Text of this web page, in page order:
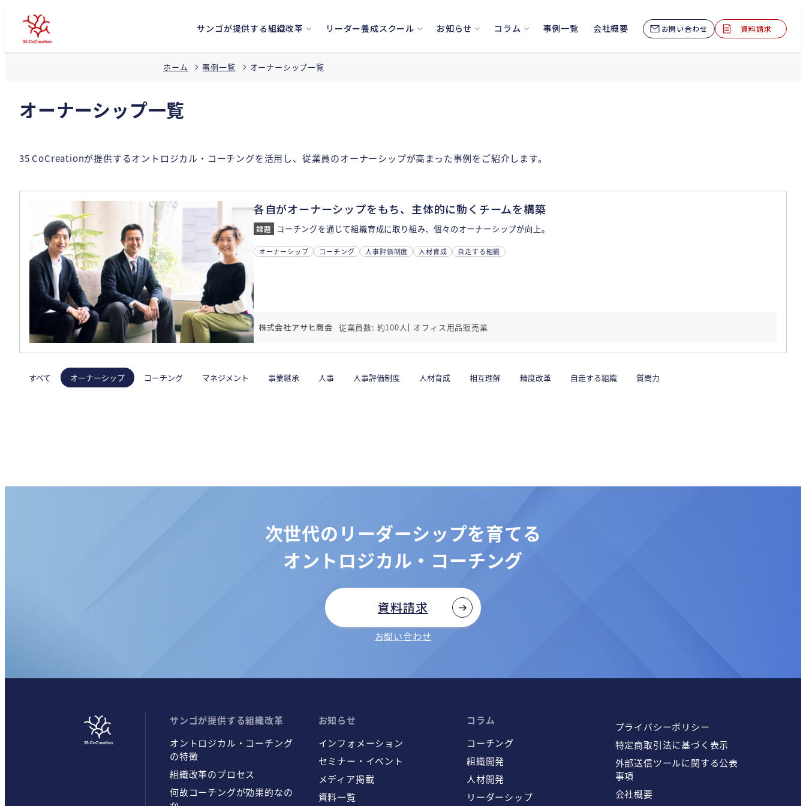
サンゴが提供する組織改革 リーダー養成スクール お知らせ コラム 事例一覧 会社概要 お問い合わせ 資料請求
ホーム 事例一覧 オーナーシップ一覧
オーナーシップ一覧
35 CoCreationが提供するオントロジカル・コーチングを活用し、従業員のオーナーシップが高まった事例をご紹介します。
各自がオーナーシップをもち、主体的に動くチームを構築
コーチングを通じて組織育成に取り組み、個々のオーナーシップが向上。
オーナーシップ コーチング 人事評価制度 人材育成 自走する組織
株式会社アサヒ商会 従業員数: 約100人 オフィス用品販売業
すべて オーナーシップ コーチング マネジメント 事業継承 人事 人事評価制度 人材育成 相互理解 精度改革 自走する組織 質問力
次世代のリーダーシップを育てる
オントロジカル・コーチング
資料請求
お問い合わせ
サンゴが提供する組織改革
オントロジカル・コーチング
の特徴
組織改革のプロセス
何故コーチングが効果的なの
お知らせ
インフォメーション
セミナー・イベント
メディア掲載
資料一覧
コラム
コーチング
組織開発
人材開発
リーダーシップ
プライバシーポリシー
特定商取引法に基づく表示
外部送信ツールに関する公表
事項
会社概要